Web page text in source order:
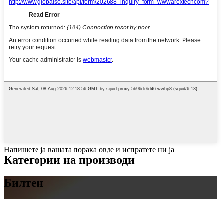
Напишете ја вашата порака овде и испратете ни ја
Категории на производи
Билтен